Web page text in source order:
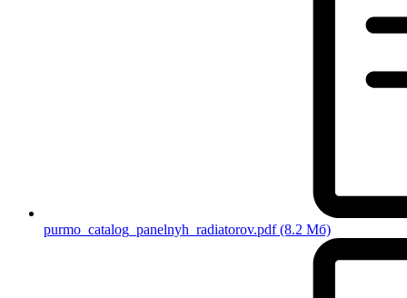
purmo_catalog_panelnyh_radiatorov.pdf(8.2 Мб)